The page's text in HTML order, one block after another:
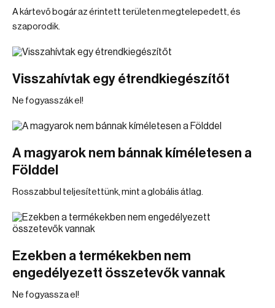
A kártevő bogár az érintett területen megtelepedett, és
szaporodik.
Visszahívtak egy étrendkiegészítőt
Ne fogyasszák el!
A magyarok nem bánnak kíméletesen a
Földdel
Rosszabbul teljesítettünk, mint a globális átlag.
Ezekben a termékekben nem
engedélyezett összetevők vannak
Ne fogyassza el!